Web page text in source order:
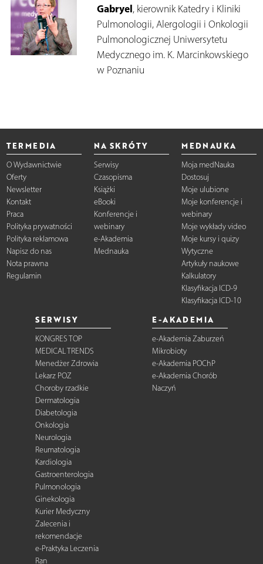
Gabryel, kierownik Katedry i Kliniki
Pulmonologii, Alergologii i Onkologii
Pulmonologicznej Uniwersytetu
Medycznego im. K. Marcinkowskiego
w Poznaniu
TERMEDIA
O Wydawnictwie
Oferty
Newsletter
Kontakt
Praca
Polityka prywatności
Polityka reklamowa
Napisz do nas
Nota prawna
Regulamin
NA SKRÓTY
Serwisy
Czasopisma
Książki
eBooki
Konferencje i
webinary
e-Akademia
Mednauka
MEDNAUKA
Moja medNauka
Dostosuj
Moje ulubione
Moje konferencje i
webinary
Moje wykłady video
Moje kursy i quizy
Wytyczne
Artykuły naukowe
Kalkulatory
Klasyfikacja ICD-9
Klasyfikacja ICD-10
SERWISY
KONGRES TOP
MEDICAL TRENDS
Menedżer Zdrowia
Lekarz POZ
Choroby rzadkie
Dermatologia
Diabetologia
Onkologia
Neurologia
Reumatologia
Kardiologia
Gastroenterologia
Pulmonologia
Ginekologia
Kurier Medyczny
Zalecenia i
rekomendacje
e-Praktyka Leczenia
Ran
E-AKADEMIA
e-Akademia Zaburzeń
Mikrobioty
e-Akademia POChP
e-Akademia Chorób
Naczyń